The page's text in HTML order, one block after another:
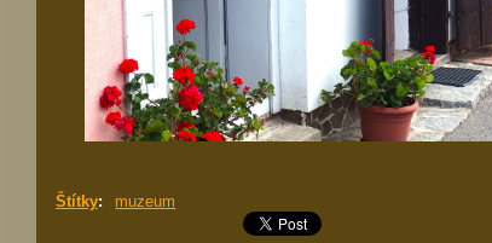
Štítky: muzeum